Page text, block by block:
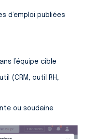
d’emploi publiées
l’équipe cible
(CRM, outil RH,
ou soudaine